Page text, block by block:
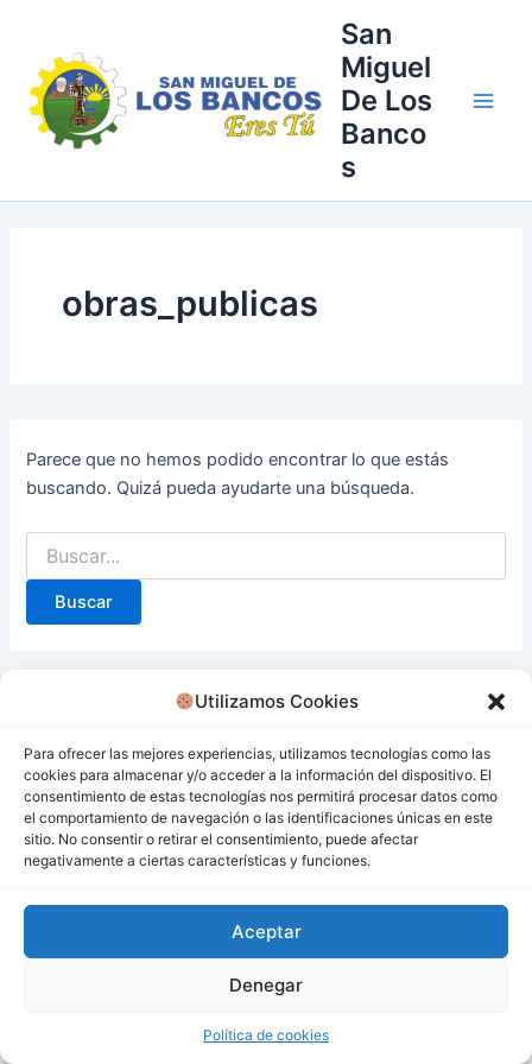
Utilizamos Cookies
Para ofrecer las mejores experiencias, utilizamos tecnologías como las
cookies para almacenar y/o acceder a la información del dispositivo. El
consentimiento de estas tecnologías nos permitirá procesar datos como
el comportamiento de navegación o las identificaciones únicas en este
sitio. No consentir o retirar el consentimiento, puede afectar
negativamente a ciertas características y funciones.
Aceptar
Denegar
Política de cookies
contenido
San
Miguel
De Los
Banco
s
obras_publicas
Parece que no hemos podido encontrar lo que estás
buscando. Quizá pueda ayudarte una búsqueda.
Todos los derechos © 2026 San Miguel De Los Bancos |